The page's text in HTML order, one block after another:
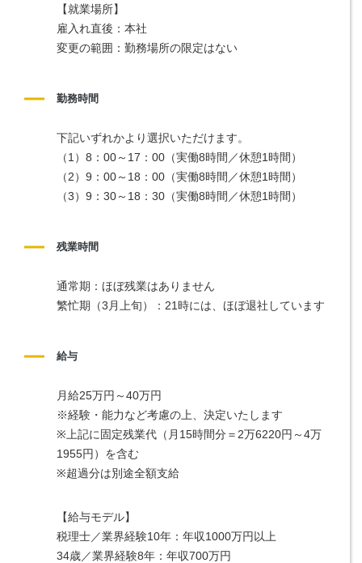
【就業場所】
雇入れ直後：本社
変更の範囲：勤務場所の限定はない
勤務時間
下記いずれかより選択いただけます。
（1）8：00～17：00（実働8時間／休憩1時間）
（2）9：00～18：00（実働8時間／休憩1時間）
（3）9：30～18：30（実働8時間／休憩1時間）
残業時間
通常期：ほぼ残業はありません
繁忙期（3月上旬）：21時には、ほぼ退社しています
給与
月給25万円～40万円
※経験・能力など考慮の上、決定いたします
※上記に固定残業代（月15時間分＝2万6220円～4万
1955円）を含む
※超過分は別途全額支給
【給与モデル】
税理士／業界経験10年：年収1000万円以上
34歳／業界経験8年：年収700万円